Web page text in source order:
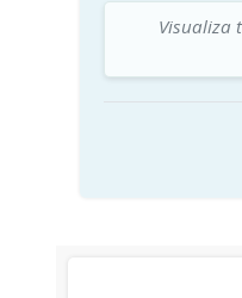
Visualiza